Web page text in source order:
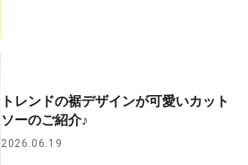
トレンドの裾デザインが可愛いカット
ソーのご紹介♪
2026.06.19